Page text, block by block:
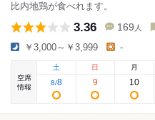
比内地鶏が食べれます。
3.36 169 人
￥3,000～￥3,999 -
空席
情報
土
8/8
日
9
月
10